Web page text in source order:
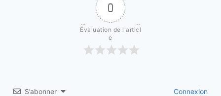
0
Évaluation de l'articl
e
S’abonner Connexion